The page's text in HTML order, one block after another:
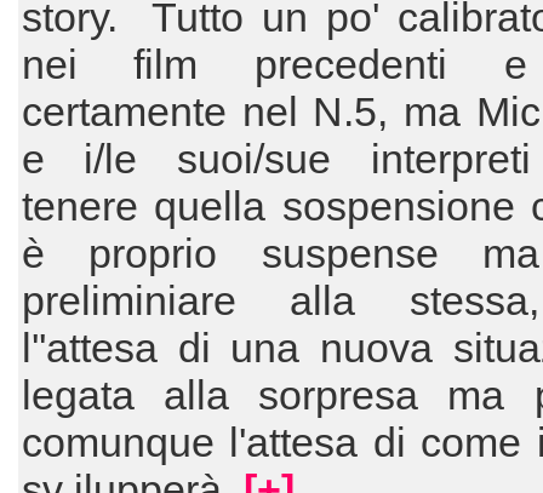
story. Tutto un po'
nei film precedenti
certamente nel N.5, ma
e i/le suoi/sue
tenere quella sospensione
è proprio suspense
preliminiare alla
l''attesa di una nuova
legata alla sorpresa ma
comunque l'attesa di come